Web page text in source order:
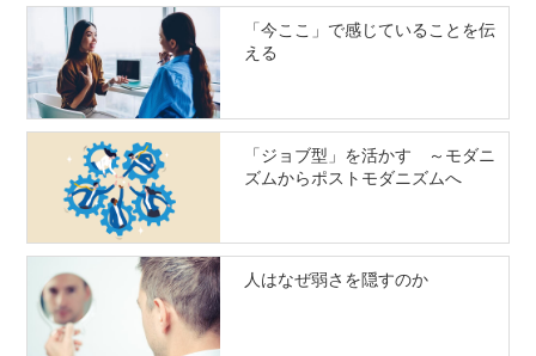
「今ここ」で感じていることを伝
える
「ジョブ型」を活かす ～モダニ
ズムからポストモダニズムへ
人はなぜ弱さを隠すのか